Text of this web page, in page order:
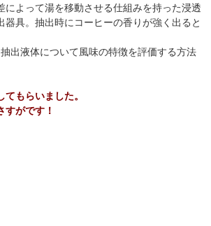
によって湯を移動させる仕組みを持った浸透
器具。抽出時にコーヒーの香りが強く出ると
抽出液体について風味の特徴を評価する方法
もらいました。
すがです！